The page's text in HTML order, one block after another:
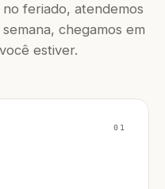
feriado, atendemos
chegamos em
estiver.
01